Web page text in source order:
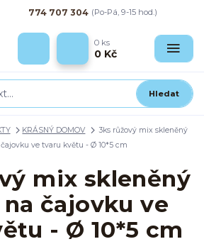
Hledat
774 707 304 (Po-Pá, 9-15 hod.)
0 ks
0 Kč
KRÁSNÝ DOMOV
3ks růžový mix skleněný
ve tvaru květu - Ø 10*5 cm
mix skleněný
čajovku ve
- Ø 10*5 cm